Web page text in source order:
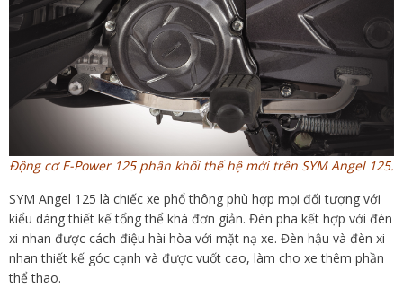
Động cơ E-Power 125 phân khối thế hệ mới trên SYM Angel 125.
SYM Angel 125 là chiếc xe phổ thông phù hợp mọi đối tượng với
kiểu dáng thiết kế tổng thể khá đơn giản. Đèn pha kết hợp với đèn
xi-nhan được cách điệu hài hòa với mặt nạ xe. Đèn hậu và đèn xi-
nhan thiết kế góc cạnh và được vuốt cao, làm cho xe thêm phần
thể thao.